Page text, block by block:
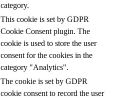
category.
This cookie is set by GDPR
Cookie Consent plugin. The
cookie is used to store the user
consent for the cookies in the
category "Analytics".
The cookie is set by GDPR
cookie consent to record the user